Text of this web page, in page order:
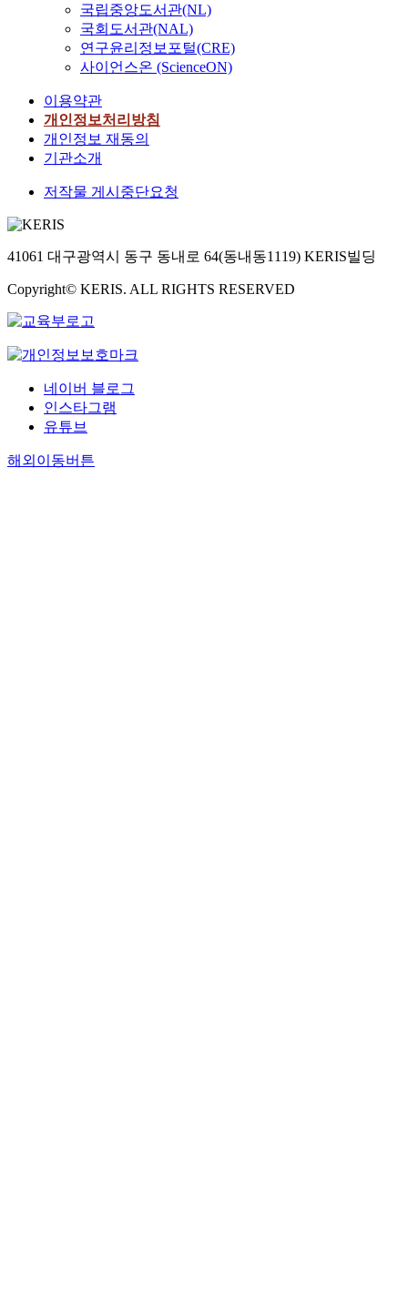
국립중앙도서관(NL)
국회도서관(NAL)
연구윤리정보포털(CRE)
사이언스온 (ScienceON)
이용약관
개인정보처리방침
개인정보 재동의
기관소개
저작물 게시중단요청
41061 대구광역시 동구 동내로 64(동내동1119) KERIS빌딩
Copyright© KERIS. ALL RIGHTS RESERVED
네이버 블로그
인스타그램
유튜브
해외이동버튼